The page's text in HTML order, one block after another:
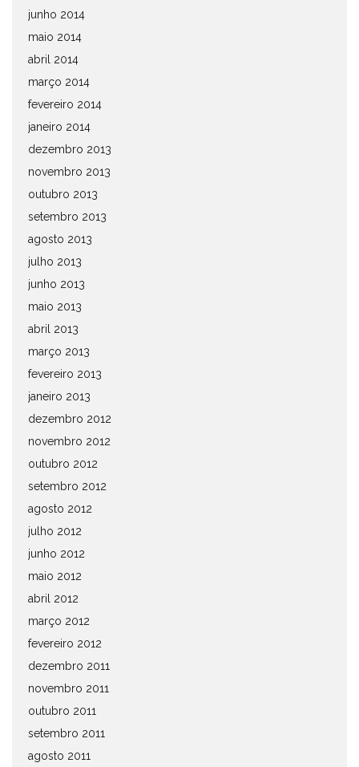
junho 2014
maio 2014
abril 2014
março 2014
fevereiro 2014
janeiro 2014
dezembro 2013
novembro 2013
outubro 2013
setembro 2013
agosto 2013
julho 2013
junho 2013
maio 2013
abril 2013
março 2013
fevereiro 2013
janeiro 2013
dezembro 2012
novembro 2012
outubro 2012
setembro 2012
agosto 2012
julho 2012
junho 2012
maio 2012
abril 2012
março 2012
fevereiro 2012
dezembro 2011
novembro 2011
outubro 2011
setembro 2011
agosto 2011